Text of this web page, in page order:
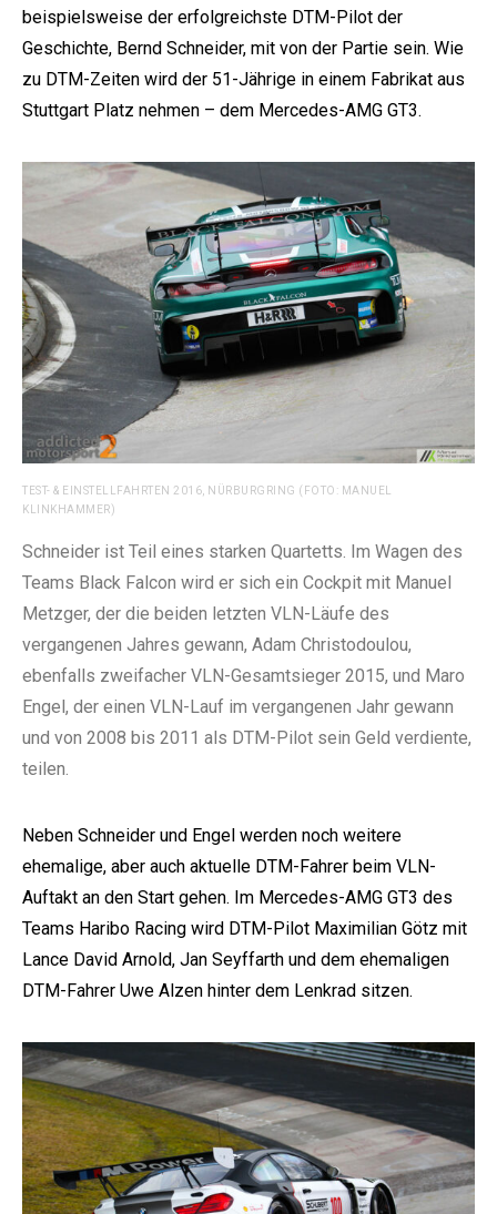
beispielsweise der erfolgreichste DTM-Pilot der
Geschichte, Bernd Schneider, mit von der Partie sein. Wie
zu DTM-Zeiten wird der 51-Jährige in einem Fabrikat aus
Stuttgart Platz nehmen – dem Mercedes-AMG GT3.
TEST- & EINSTELLFAHRTEN 2016, NÜRBURGRING (FOTO: MANUEL
KLINKHAMMER)
Schneider ist Teil eines starken Quartetts. Im Wagen des
Teams Black Falcon wird er sich ein Cockpit mit Manuel
Metzger, der die beiden letzten VLN-Läufe des
vergangenen Jahres gewann, Adam Christodoulou,
ebenfalls zweifacher VLN-Gesamtsieger 2015, und Maro
Engel, der einen VLN-Lauf im vergangenen Jahr gewann
und von 2008 bis 2011 als DTM-Pilot sein Geld verdiente,
teilen.
Neben Schneider und Engel werden noch weitere
ehemalige, aber auch aktuelle DTM-Fahrer beim VLN-
Auftakt an den Start gehen. Im Mercedes-AMG GT3 des
Teams Haribo Racing wird DTM-Pilot Maximilian Götz mit
Lance David Arnold, Jan Seyffarth und dem ehemaligen
DTM-Fahrer Uwe Alzen hinter dem Lenkrad sitzen.